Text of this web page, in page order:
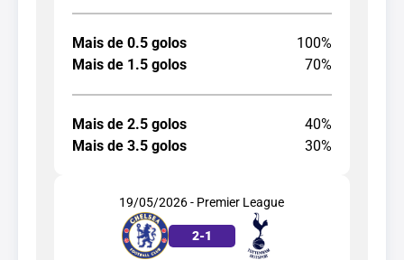
Mais de 0.5 golos
100%
Mais de 1.5 golos
70%
Mais de 2.5 golos
40%
Mais de 3.5 golos
30%
19/05/2026 - Premier League
2-1